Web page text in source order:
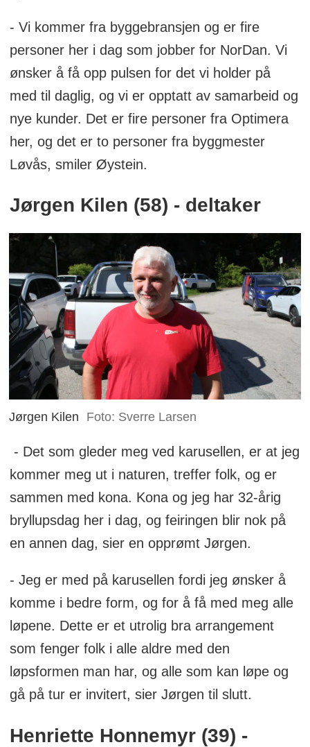
- Vi kommer fra byggebransjen og er fire
personer her i dag som jobber for NorDan. Vi
ønsker å få opp pulsen for det vi holder på
med til daglig, og vi er opptatt av samarbeid og
nye kunder. Det er fire personer fra Optimera
her, og det er to personer fra byggmester
Løvås, smiler Øystein.
Jørgen Kilen (58) - deltaker
Jørgen Kilen Foto: Sverre Larsen
- Det som gleder meg ved karusellen, er at jeg
kommer meg ut i naturen, treffer folk, og er
sammen med kona. Kona og jeg har 32-årig
bryllupsdag her i dag, og feiringen blir nok på
en annen dag, sier en opprømt Jørgen.
- Jeg er med på karusellen fordi jeg ønsker å
komme i bedre form, og for å få med meg alle
løpene. Dette er et utrolig bra arrangement
som fenger folk i alle aldre med den
løpsformen man har, og alle som kan løpe og
gå på tur er invitert, sier Jørgen til slutt.
Henriette Honnemyr (39) -